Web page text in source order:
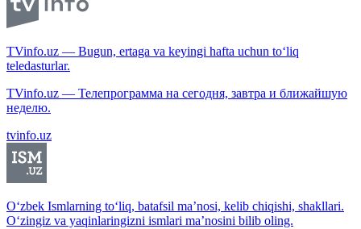
TVinfo.uz — Bugun, ertaga va keyingi hafta uchun to‘liq
teledasturlar.
TVinfo.uz — Телепрограмма на сегодня, завтра и ближайшую
неделю.
tvinfo.uz
O‘zbek Ismlarning to‘liq, batafsil ma’nosi, kelib chiqishi, shakllari.
O‘zingiz va yaqinlaringizni ismlari ma’nosini bilib oling.